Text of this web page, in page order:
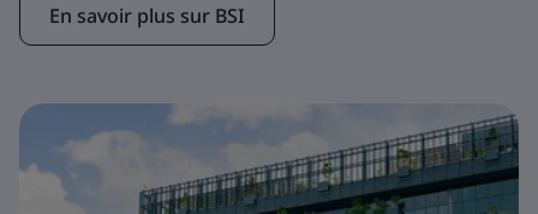
En savoir plus sur BSI